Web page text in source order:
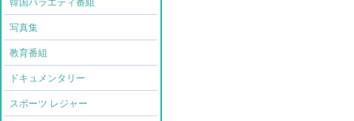
韓国バラエティ番組
写真集
教育番組
ドキュメンタリー
スポーツ レジャー